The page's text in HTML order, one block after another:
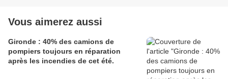
Vous aimerez aussi
Gironde : 40% des camions de
pompiers toujours en réparation
après les incendies de cet été.